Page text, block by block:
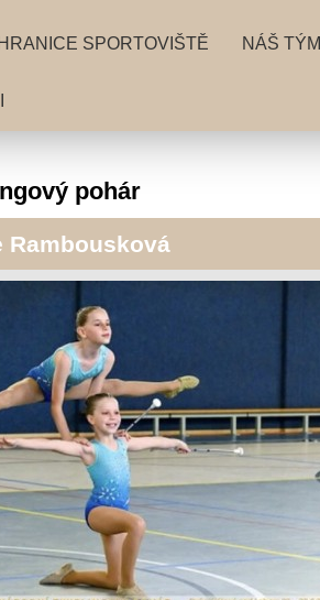
SPORTOVIŠTĚ NÁŠ TÝM
pohár
Rambousková